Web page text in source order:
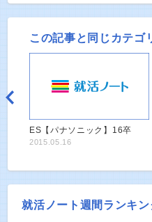
この記事と同じカテゴ
ES【パナソニック】16卒
2015.05.16
就活ノート週間ランキン